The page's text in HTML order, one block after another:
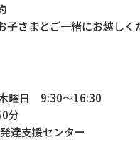
子さまとご一緒にお越しく
曜日 9:30〜16:30
分
達支援センター